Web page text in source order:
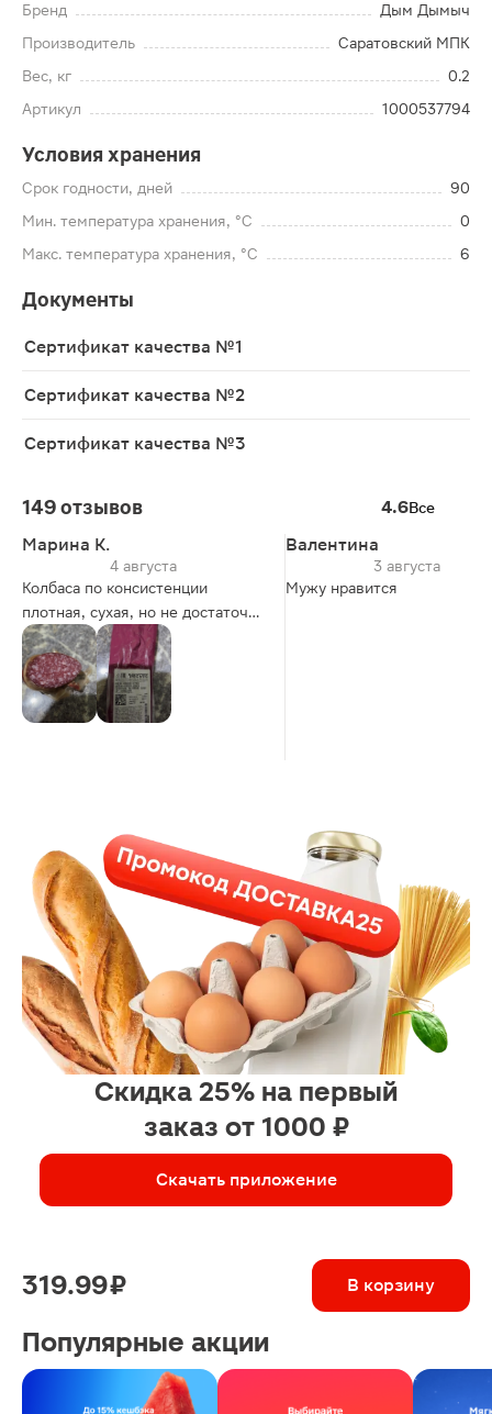
Бренд
Дым Дымыч
Производитель
Саратовский МПК
Вес, кг
0.2
Артикул
1000537794
Условия хранения
Срок годности, дней
90
Мин. температура хранения, °C
0
Макс. температура хранения, °C
6
Документы
Сертификат качества №1
Сертификат качества №2
Сертификат качества №3
149 отзывов 4.6Все
Марина К.
4 августа
Колбаса по консистенции
плотная, сухая, но не достаточно
твердая, нарезанные кусочки
пластичные. легко
разжевываются, приятный
копчёный запах, вкус приятно-
Валентина
3 августа
Мужу нравится
Скидка 25% на первый
заказ от 1000 ₽
Скачать приложение
319.99 ₽ В корзину
Популярные акции